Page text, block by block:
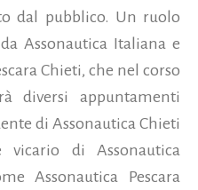
dal pubblico. Un ruolo
Assonautica Italiana e
Chieti, che nel corso
diversi appuntamenti
di Assonautica Chieti
vicario di Assonautica
Assonautica Pescara